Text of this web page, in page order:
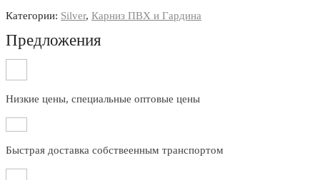
Категории: Silver, Карниз ПВХ и Гардина
Предложения
Низкие цены, специальные оптовые цены
Быстрая доставка собствеенным транспортом